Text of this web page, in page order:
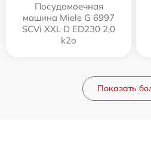
Посудомоечная
машина Miele G 6997
SCVi XXL D ED230 2,0
k2o
Показать